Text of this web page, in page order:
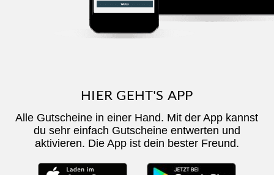
HIER GEHT'S APP
Alle Gutscheine in einer Hand. Mit der App kannst
du sehr einfach Gutscheine entwerten und
aktivieren. Die App ist dein bester Freund.